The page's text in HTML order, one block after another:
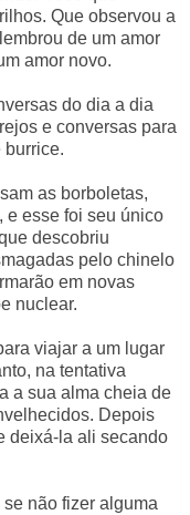
Que observou a
de um amor
amor novo.
do dia a dia
e conversas para
burrice.
as borboletas,
e esse foi seu único
descobriu
pelo chinelo
em novas
nuclear.
viajar a um lugar
na tentativa
a sua alma cheia de
Depois
deixá-la ali secando
não fizer alguma